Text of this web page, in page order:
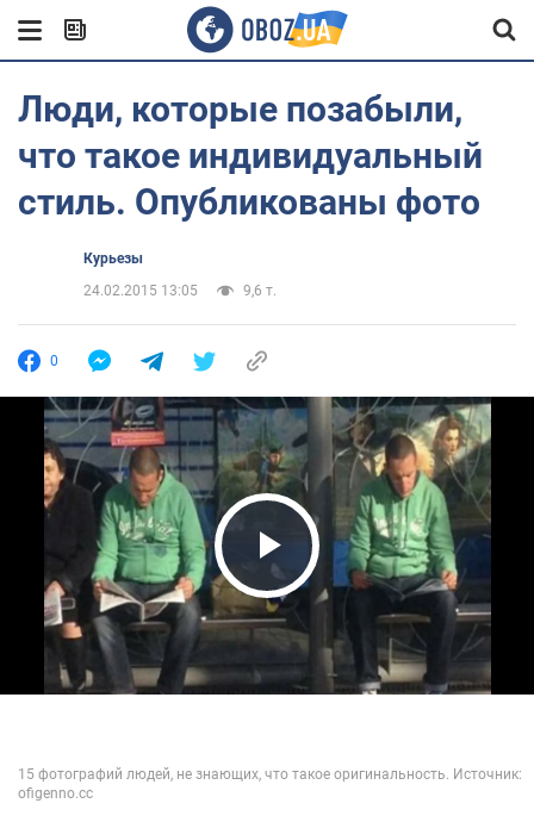
Люди, которые позабыли,
что такое индивидуальный
стиль. Опубликованы фото
Курьезы
24.02.2015 13:05
9,6 т.
0
Play Video